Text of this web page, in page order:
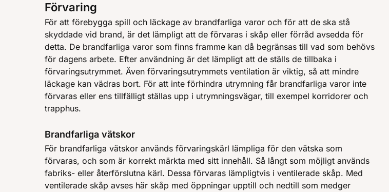
Förvaring
För att förebygga spill och läckage av brandfarliga varor och för att de ska stå
skyddade vid brand, är det lämpligt att de förvaras i skåp eller förråd avsedda för
detta. De brandfarliga varor som finns framme kan då begränsas till vad som behövs
för dagens arbete. Efter användning är det lämpligt att de ställs de tillbaka i
förvaringsutrymmet. Även förvaringsutrymmets ventilation är viktig, så att mindre
läckage kan vädras bort. För att inte förhindra utrymning får brandfarliga varor inte
förvaras eller ens tillfälligt ställas upp i utrymningsvägar, till exempel korridorer och
trapphus.
Brandfarliga vätskor
För brandfarliga vätskor används förvaringskärl lämpliga för den vätska som
förvaras, och som är korrekt märkta med sitt innehåll. Så långt som möjligt används
fabriks- eller återförslutna kärl. Dessa förvaras lämpligtvis i ventilerade skåp. Med
ventilerade skåp avses här skåp med öppningar upptill och nedtill som medger